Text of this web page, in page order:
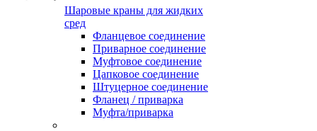
Шаровые краны для жидких
сред
Фланцевое соединение
Приварное соединение
Муфтовое соединение
Цапковое соединение
Штуцерное соединение
Фланец / приварка
Муфта/приварка